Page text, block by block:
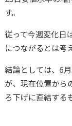
す。
従って今週変化日
につながるとは考
結論としては、6
が、現在位置から
ろ下げに直結する